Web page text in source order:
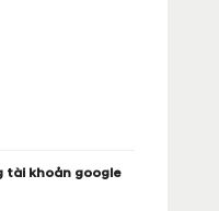
tài khoản google